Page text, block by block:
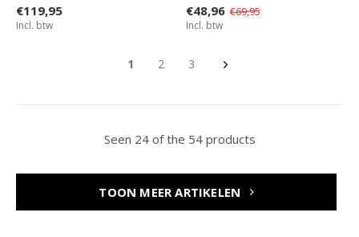
€119,95
Incl. btw
€48,96 €69,95
Incl. btw
1 2 3
Seen 24 of the 54 products
TOON MEER ARTIKELEN